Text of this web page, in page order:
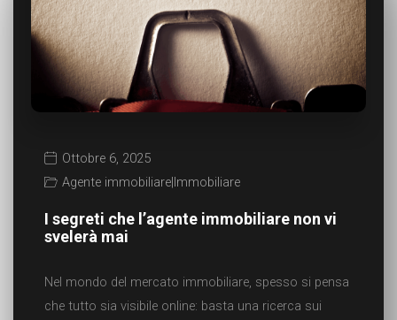
Ottobre 6, 2025
Agente immobiliare|Immobiliare
I segreti che l’agente immobiliare non vi
svelerà mai
Nel mondo del mercato immobiliare, spesso si pensa
che tutto sia visibile online: basta una ricerca sui